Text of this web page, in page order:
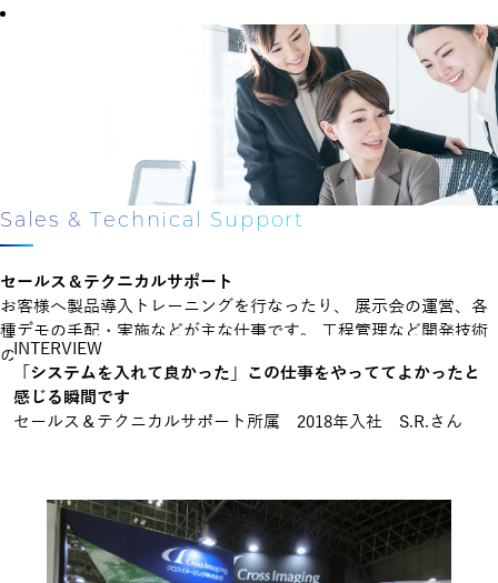
Sales & Technical Support
セールス＆テクニカルサポート
お客様へ製品導入トレーニングを行なったり、
展示会の運営、各
種デモの手配・実施などが主な仕事です。
工程管理など開発技術
のサポートも行います。
INTERVIEW
「システムを入れて良かった」 この仕事をやっててよかったと
感じる瞬間です
セールス＆テクニカルサポート所属 2018年入社 S.R.さん